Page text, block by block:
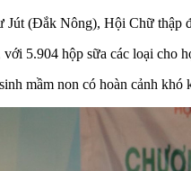
Jút (Đắk Nông), Hội Chữ thập
5.904 hộp sữa các loại cho
mầm non có hoàn cảnh